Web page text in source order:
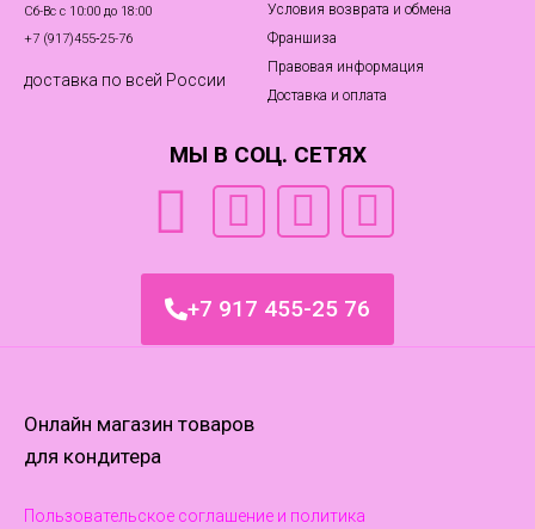
Сб-Вс с 10:00 до 18:00
+7 (917)455‑25-76
доставка по всей России
Условия возврата и обмена
Франшиза
Правовая информация
Доставка и оплата
МЫ В СОЦ. СЕТЯХ
+7 917 455-25 76
Онлайн магазин товаров
для кондитера
Пользовательское соглашение и политика